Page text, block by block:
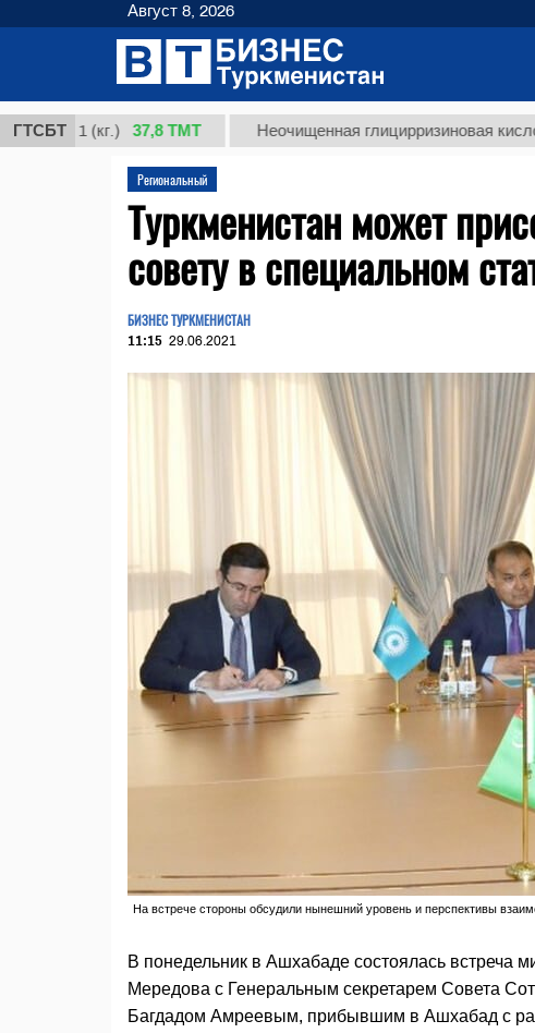
ГТСБТ
1 (кг.) 37,8 ТМТ Неочищенная глицирризиновая кислота
Региональный
Туркменистан может
совету в специальном
БИЗНЕС ТУРКМЕНИСТАН
11:15 29.06.2021
На встрече стороны обсудили нынешний уровень и перспективы
В понедельник в Ашхабаде состоялась встреча
Мередова с Генеральным секретарем Совета
Багдадом Амреевым, прибывшим в Ашхабад с
Август 8, 2026